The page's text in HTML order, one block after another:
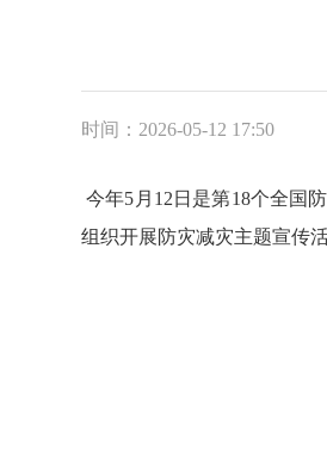
时间：2026-05-12 17:50
今年5月12日是第18个全国
组织开展防灾减灾主题宣传活